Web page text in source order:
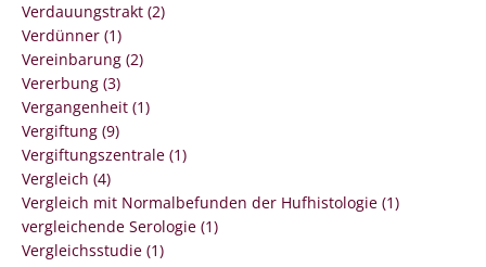
Verdauungstrakt (2)
Verdünner (1)
Vereinbarung (2)
Vererbung (3)
Vergangenheit (1)
Vergiftung (9)
Vergiftungszentrale (1)
Vergleich (4)
Vergleich mit Normalbefunden der Hufhistologie (1)
vergleichende Serologie (1)
Vergleichsstudie (1)